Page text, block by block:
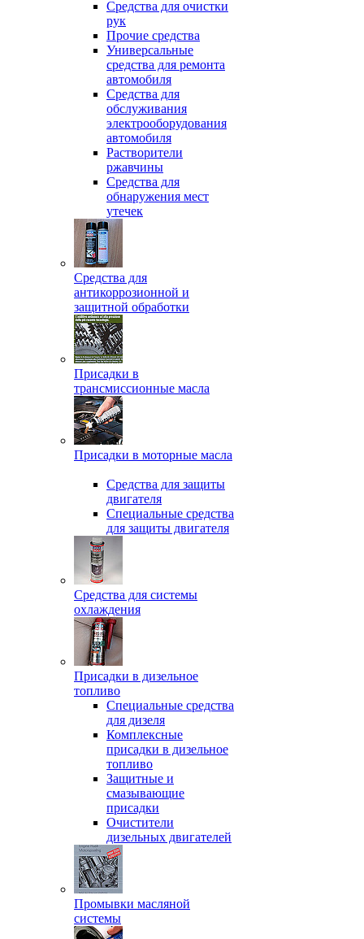
Средства для очистки
рук
Прочие средства
Универсальные
средства для ремонта
автомобиля
Средства для
обслуживания
электрооборудования
автомобиля
Растворители
ржавчины
Средства для
обнаружения мест
утечек
Средства для
антикоррозионной и
защитной обработки
Присадки в
трансмиссионные масла
Присадки в моторные масла
Средства для защиты
двигателя
Специальныe средства
для защиты двигателя
Средства для системы
охлаждения
Присадки в дизельное
топливо
Спeциальные средства
для дизеля
Комплексные
присадки в дизельное
топливо
Защитные и
смазывающие
присадки
Очистители
дизельных двигателей
Промывки масляной
системы